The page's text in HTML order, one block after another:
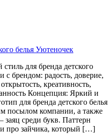
белья Уютеночек
для бренда детского
брендом: радость, доверие,
креативность,
Концепция: Яркий и
для бренда детского белья
посылом компании, а также
среди букв. Паттерн
про зайчика, который […]